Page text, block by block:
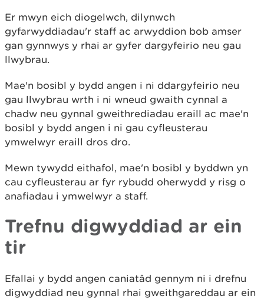
Er mwyn eich diogelwch, dilynwch
gyfarwyddiadau'r staff ac arwyddion bob amser
gan gynnwys y rhai ar gyfer dargyfeirio neu gau
llwybrau.
Mae'n bosibl y bydd angen i ni ddargyfeirio neu
gau llwybrau wrth i ni wneud gwaith cynnal a
chadw neu gynnal gweithrediadau eraill ac mae'n
bosibl y bydd angen i ni gau cyfleusterau
ymwelwyr eraill dros dro.
Mewn tywydd eithafol, mae'n bosibl y byddwn yn
cau cyfleusterau ar fyr rybudd oherwydd y risg o
anafiadau i ymwelwyr a staff.
Trefnu digwyddiad ar ein
tir
Efallai y bydd angen caniatâd gennym ni i drefnu
digwyddiad neu gynnal rhai gweithgareddau ar ein